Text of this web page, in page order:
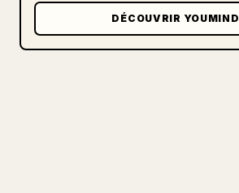
DÉCOUVRIR YOUMIND